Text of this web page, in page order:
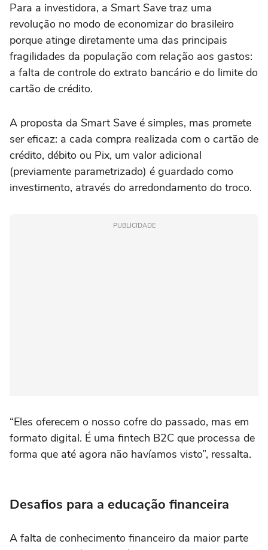
Para a investidora, a Smart Save traz uma
revolução no modo de economizar do brasileiro
porque atinge diretamente uma das principais
fragilidades da população com relação aos gastos:
a falta de controle do extrato bancário e do limite do
cartão de crédito.
A proposta da Smart Save é simples, mas promete
ser eficaz: a cada compra realizada com o cartão de
crédito, débito ou Pix, um valor adicional
(previamente parametrizado) é guardado como
investimento, através do arredondamento do troco.
PUBLICIDADE
“Eles oferecem o nosso cofre do passado, mas em
formato digital. É uma fintech B2C que processa de
forma que até agora não havíamos visto”, ressalta.
Desafios para a educação financeira
A falta de conhecimento financeiro da maior parte